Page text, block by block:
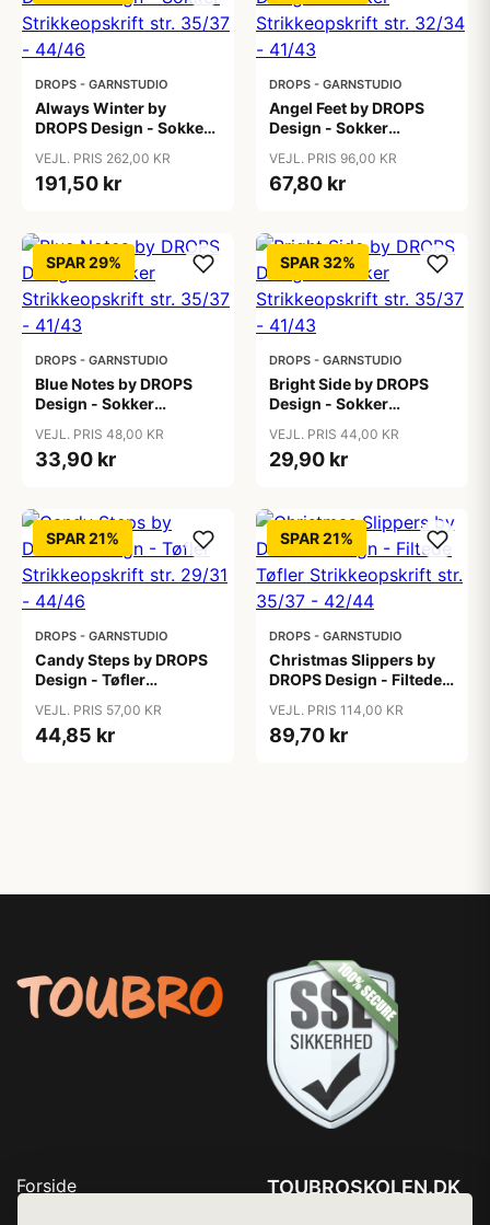
DROPS - GARNSTUDIO
Always Winter by
DROPS Design - Sokker
- 44/46
VEJL. PRIS 262,00 KR
191,50 kr
DROPS - GARNSTUDIO
Angel Feet by DROPS
Design - Sokker
32/34 - 41/43
VEJL. PRIS 96,00 KR
67,80 kr
SPAR 29%
DROPS - GARNSTUDIO
Blue Notes by DROPS
Design - Sokker
- 41/43
VEJL. PRIS 48,00 KR
33,90 kr
SPAR 32%
DROPS - GARNSTUDIO
Bright Side by DROPS
Design - Sokker
- 41/43
VEJL. PRIS 44,00 KR
29,90 kr
SPAR 21%
DROPS - GARNSTUDIO
Candy Steps by DROPS
Design - Tøfler
- 44/46
VEJL. PRIS 57,00 KR
44,85 kr
SPAR 21%
DROPS - GARNSTUDIO
Christmas Slippers by
DROPS Design - Filtede
35/37 - 42/44
VEJL. PRIS 114,00 KR
89,70 kr
Forside
TOUBROSKOLEN.DK